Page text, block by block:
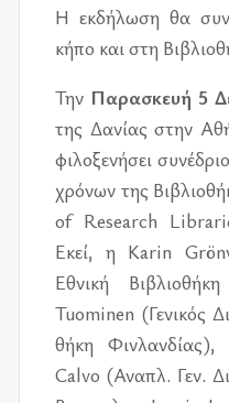
Η εκ­δή­λω­ση θα
κήπο και στη
Την Παρα­σκευή 5
της Δανί­ας στην
φι­λο­ξε­νή­σει
χρό­νων της
of Re­search
Εκεί, η Karin
Εθνι­κή
Tuominen (Γενι­κός
θή­κη
Calvo (Αναπλ. Γεν.